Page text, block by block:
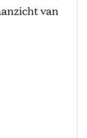
van